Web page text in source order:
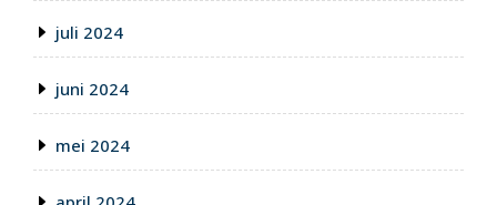
juli 2024
juni 2024
mei 2024